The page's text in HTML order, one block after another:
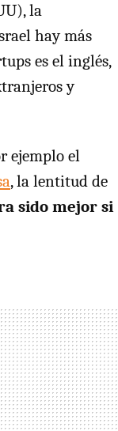
la
hay más
es el inglés,
y
ejemplo el
, la lentitud de
sido mejor si